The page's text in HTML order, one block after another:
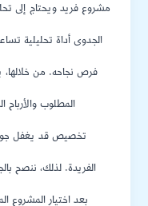
مشروع فريد ويحتاج إلى
الجدوى أداة تحليلية
فرص نجاحه. من خلالها،
المطلوب والأرباح
تخصيص قد يغفل
الفريدة. لذلك، ننصح
بعد اختيار المشروع